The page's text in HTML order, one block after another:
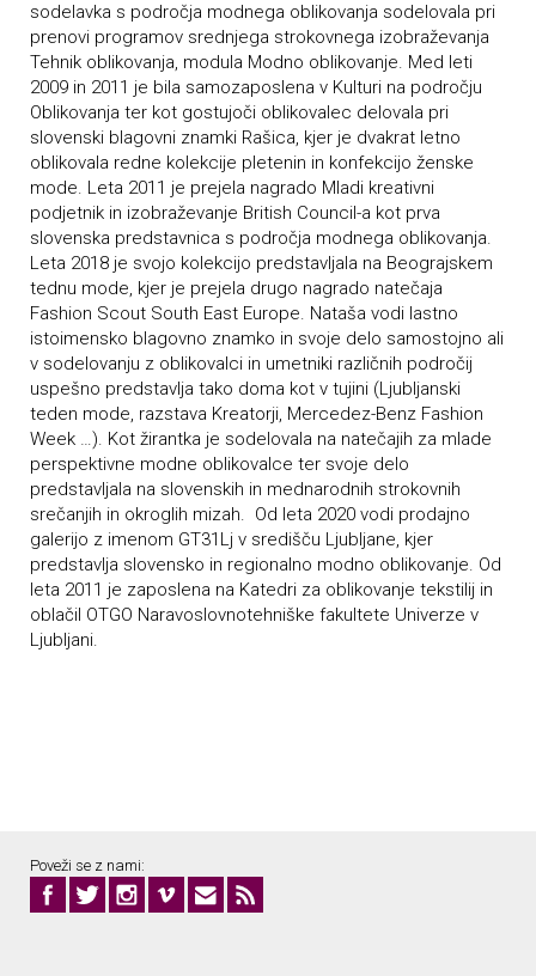
sodelavka s področja modnega oblikovanja sodelovala pri
prenovi programov srednjega strokovnega izobraževanja
Tehnik oblikovanja, modula Modno oblikovanje. Med leti
2009 in 2011 je bila samozaposlena v Kulturi na področju
Oblikovanja ter kot gostujoči oblikovalec delovala pri
slovenski blagovni znamki Rašica, kjer je dvakrat letno
oblikovala redne kolekcije pletenin in konfekcijo ženske
mode. Leta 2011 je prejela nagrado Mladi kreativni
podjetnik in izobraževanje British Council-a kot prva
slovenska predstavnica s področja modnega oblikovanja.
Leta 2018 je svojo kolekcijo predstavljala na Beograjskem
tednu mode, kjer je prejela drugo nagrado natečaja
Fashion Scout South East Europe. Nataša vodi lastno
istoimensko blagovno znamko in svoje delo samostojno ali
v sodelovanju z oblikovalci in umetniki različnih področij
uspešno predstavlja tako doma kot v tujini (Ljubljanski
teden mode, razstava Kreatorji, Mercedez-Benz Fashion
Week …). Kot žirantka je sodelovala na natečajih za mlade
perspektivne modne oblikovalce ter svoje delo
predstavljala na slovenskih in mednarodnih strokovnih
srečanjih in okroglih mizah. Od leta 2020 vodi prodajno
galerijo z imenom GT31Lj v središču Ljubljane, kjer
predstavlja slovensko in regionalno modno oblikovanje. Od
leta 2011 je zaposlena na Katedri za oblikovanje tekstilij in
oblačil OTGO Naravoslovnotehniške fakultete Univerze v
Ljubljani.
Poveži se z nami: